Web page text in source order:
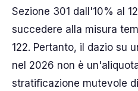
Sezione 301 dall'10% al
succedere alla misura
122. Pertanto, il dazio su
nel 2026 non è
stratificazione mutevole